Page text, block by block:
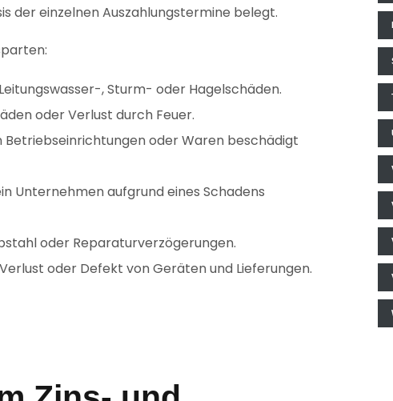
der einzelnen Auszahlungstermine belegt.
, Sturm- oder Hagelschäden.
oder Verlust durch Feuer.
oder Waren beschädigt
Unternehmen aufgrund eines Schadens
oder Reparaturverzögerungen.
oder Defekt von Geräten und Lieferungen.